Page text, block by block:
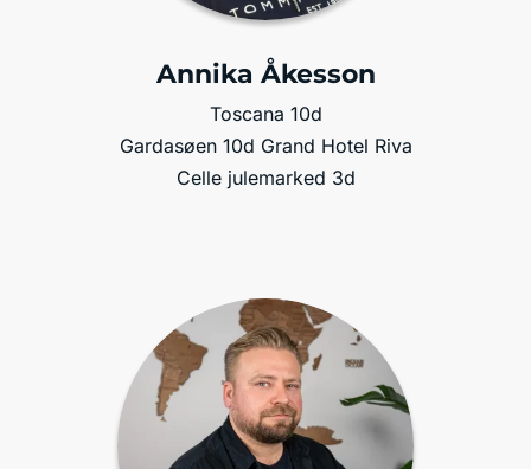
Annika Åkesson
Toscana 10d
Gardasøen 10d Grand Hotel Riva
Celle julemarked 3d